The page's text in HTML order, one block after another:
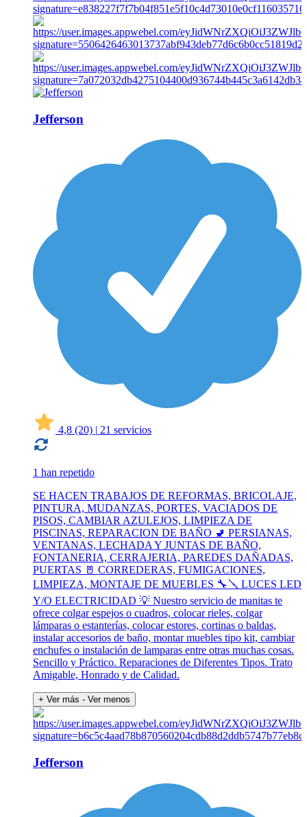
Jefferson
4,8 (20) | 21 servicios
1 han repetido
SE HACEN TRABAJOS DE REFORMAS, BRICOLAJE,
PINTURA, MUDANZAS, PORTES, VACIADOS DE
PISOS, CAMBIAR AZULEJOS, LIMPIEZA DE
PISCINAS, REPARACION DE BAÑO 🚽 PERSIANAS,
VENTANAS, LECHADA Y JUNTAS DE BAÑO,
FONTANERIA, CERRAJERIA, PAREDES DAÑADAS,
PUERTAS 🚪 CORREDERAS, FUMIGACIONES,
LIMPIEZA, MONTAJE DE MUEBLES 🔧🪛 LUCES LED
Y/O ELECTRICIDAD 💡 Nuestro servicio de manitas te
ofrece colgar espejos o cuadros, colocar rieles, colgar
lámparas o estanterías, colocar estores, cortinas o baldas,
instalar accesorios de baño, montar muebles tipo kit, cambiar
enchufes o instalación de lamparas entre otras muchas cosas.
Sencillo y Práctico. Reparaciones de Diferentes Tipos. Trato
Amigable, Honrado y de Calidad.
+ Ver más - Ver menos
Jefferson